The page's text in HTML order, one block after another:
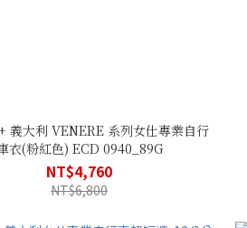
義大利 VENERE 系列女仕專業自行
衣(粉紅色) ECD 0940_89G
NT$4,760
NT$6,800